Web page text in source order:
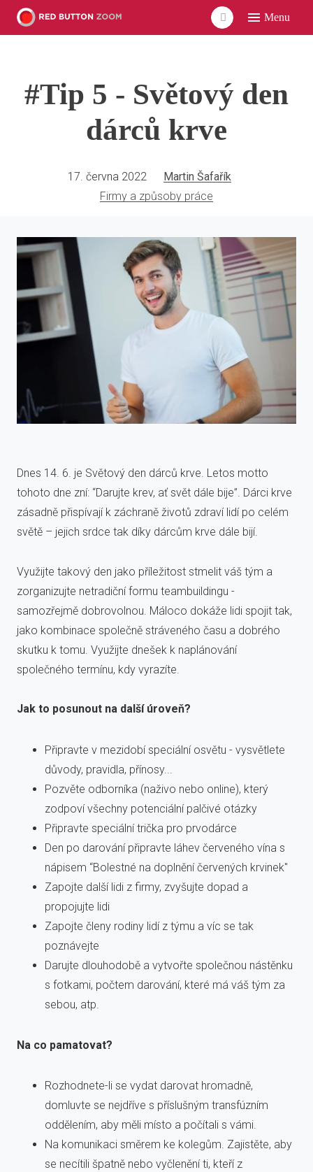
Menu
#Tip 5 - Světový den
dárců krve
17. června 2022
Martin Šafařík
Firmy a způsoby práce
Dnes 14. 6. je Světový den dárců krve. Letos motto
tohoto dne zní: “Darujte krev, ať svět dále bije”. Dárci krve
zásadně přispívají k záchraně životů zdraví lidí po celém
světě – jejich srdce tak díky dárcům krve dále bijí.
Využijte takový den jako příležitost stmelit váš tým a
zorganizujte netradiční formu teambuildingu -
samozřejmě dobrovolnou. Máloco dokáže lidi spojit tak,
jako kombinace společně stráveného času a dobrého
skutku k tomu. Využijte dnešek k naplánování
společného termínu, kdy vyrazíte.
Jak to posunout na další úroveň?
Připravte v mezidobí speciální osvětu - vysvětlete
důvody, pravidla, přínosy...
Pozvěte odborníka (naživo nebo online), který
zodpoví všechny potenciální palčivé otázky
Připravte speciální trička pro prvodárce
Den po darování připravte láhev červeného vína s
nápisem “Bolestné na doplnění červených krvinek"
Zapojte další lidi z firmy, zvyšujte dopad a
propojujte lidi
Zapojte členy rodiny lidí z týmu a víc se tak
poznávejte
Darujte dlouhodobě a vytvořte společnou nástěnku
s fotkami, počtem darování, které má váš tým za
sebou, atp.
Na co pamatovat?
Rozhodnete-li se vydat darovat hromadně,
domluvte se nejdříve s příslušným transfúzním
oddělením, aby měli místo a počítali s vámi.
Na komunikaci směrem ke kolegům. Zajistěte, aby
se necítili špatně nebo vyčlenění ti, kteří z